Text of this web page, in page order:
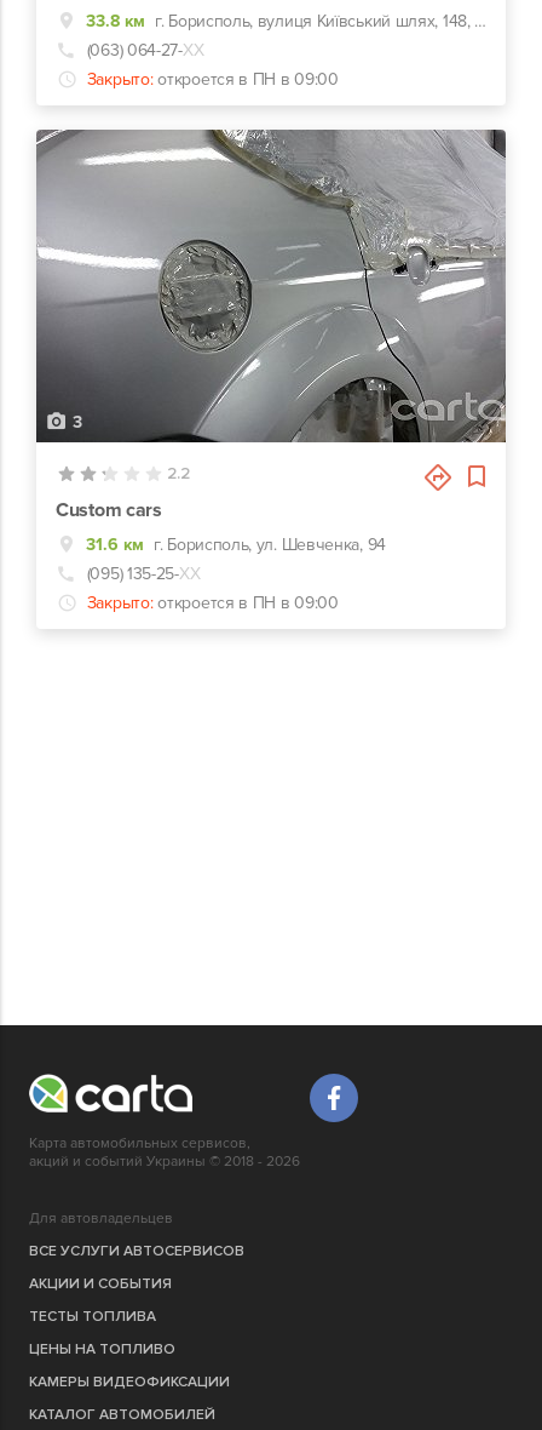
33.8 км
г. Борисполь, вулиця Київський шлях, 148, с.Иванков Бориспольский рн
(063) 064-27-ХХ
Закрыто: откроется в ПН в 09:00
3
2.2
Custom cars
31.6 км г. Борисполь, ул. Шевченка, 94
(095) 135-25-ХХ
Закрыто: откроется в ПН в 09:00
Карта автомобильных сервисов,
акций и событий Украины © 2018 - 2026
Для автовладельцев
ВСЕ УСЛУГИ АВТОСЕРВИСОВ
АКЦИИ И СОБЫТИЯ
ТЕСТЫ ТОПЛИВА
ЦЕНЫ НА ТОПЛИВО
КАМЕРЫ ВИДЕОФИКСАЦИИ
КАТАЛОГ АВТОМОБИЛЕЙ